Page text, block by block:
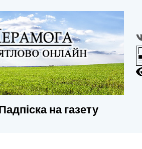
на газету